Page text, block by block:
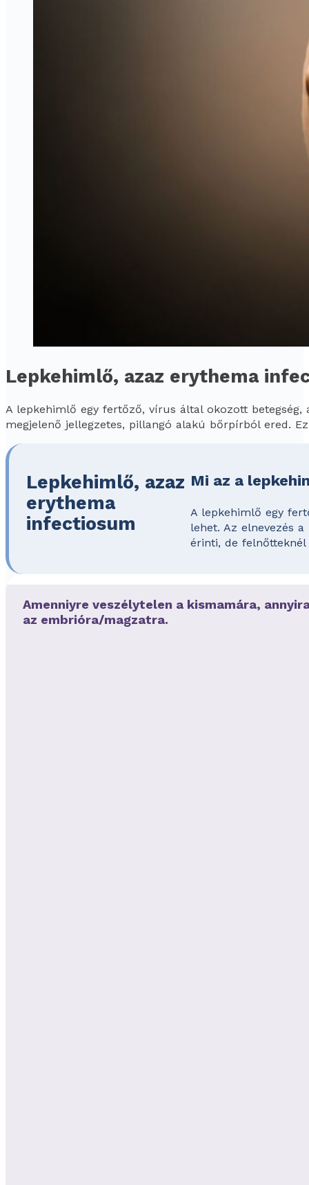
Lepkehimlő, azaz erythema
A lepkehimlő egy fertőző, vírus által okozott betegség,
megjelenő jellegzetes, pillangó alakú bőrpírból ered.
Lepkehimlő, azaz
erythema
infectiosum
Mi az a
A lepkehimlő egy
lehet. Az elnevezés
érinti, de
Amenniyre veszélytelen a kismamára,
az embrióra/magzatra.